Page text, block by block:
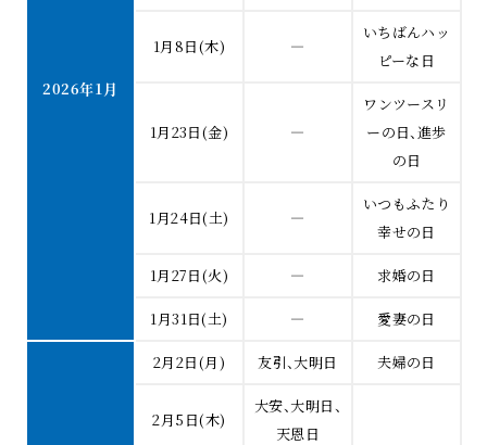
2026年1月
1月8日(木) ―
いちばんハッ
ピーな日
1月23日(金) ―
ワンツースリ
ーの日、進歩
の日
1月24日(土) ―
いつもふたり
幸せの日
1月27日(火) ― 求婚の日
1月31日(土) ― 愛妻の日
2月2日(月) 友引、大明日 夫婦の日
2月5日(木)
大安、大明日、
天恩日